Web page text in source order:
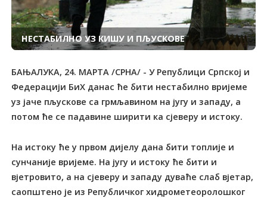
НЕСТАБИЛНО УЗ КИШУ И ПЉУСКОВЕ
БАЊАЛУКА, 24. МАРТА /СРНА/ - У Републици Српској и
Федерацији БиХ данас ће бити нестабилно вријеме
уз јаче пљускове са грмљавином на југу и западу, а
потом ће се падавине ширити ка сјеверу и истоку.
На истоку ће у првом дијелу дана бити топлије и
сунчаније вријеме. На југу и истоку ће бити и
вјетровито, а на сјеверу и западу дуваће слаб вјетар,
саопштено је из Републичког хидрометеоролошког